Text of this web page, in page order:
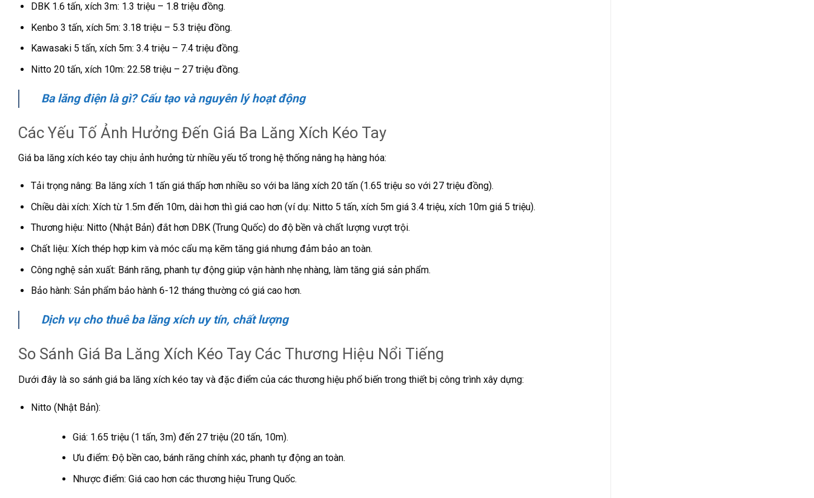
DBK 1.6 tấn, xích 3m: 1.3 triệu – 1.8 triệu đồng.
Kenbo 3 tấn, xích 5m: 3.18 triệu – 5.3 triệu đồng.
Kawasaki 5 tấn, xích 5m: 3.4 triệu – 7.4 triệu đồng.
Nitto 20 tấn, xích 10m: 22.58 triệu – 27 triệu đồng.
Ba lăng điện là gì? Cấu tạo và nguyên lý hoạt động
Các Yếu Tố Ảnh Hưởng Đến Giá Ba Lăng Xích Kéo Tay
Giá ba lăng xích kéo tay chịu ảnh hưởng từ nhiều yếu tố trong hệ thống nâng hạ hàng hóa:
Tải trọng nâng: Ba lăng xích 1 tấn giá thấp hơn nhiều so với ba lăng xích 20 tấn (1.65 triệu so với 27 triệu đồng).
Chiều dài xích: Xích từ 1.5m đến 10m, dài hơn thì giá cao hơn (ví dụ: Nitto 5 tấn, xích 5m giá 3.4 triệu, xích 10m giá 5 triệu).
Thương hiệu: Nitto (Nhật Bản) đắt hơn DBK (Trung Quốc) do độ bền và chất lượng vượt trội.
Chất liệu: Xích thép hợp kim và móc cẩu mạ kẽm tăng giá nhưng đảm bảo an toàn.
Công nghệ sản xuất: Bánh răng, phanh tự động giúp vận hành nhẹ nhàng, làm tăng giá sản phẩm.
Bảo hành: Sản phẩm bảo hành 6-12 tháng thường có giá cao hơn.
Dịch vụ cho thuê ba lăng xích uy tín, chất lượng
So Sánh Giá Ba Lăng Xích Kéo Tay Các Thương Hiệu Nổi Tiếng
Dưới đây là so sánh giá ba lăng xích kéo tay và đặc điểm của các thương hiệu phổ biến trong thiết bị công trình xây dựng:
Nitto (Nhật Bản):
Giá: 1.65 triệu (1 tấn, 3m) đến 27 triệu (20 tấn, 10m).
Ưu điểm: Độ bền cao, bánh răng chính xác, phanh tự động an toàn.
Nhược điểm: Giá cao hơn các thương hiệu Trung Quốc.